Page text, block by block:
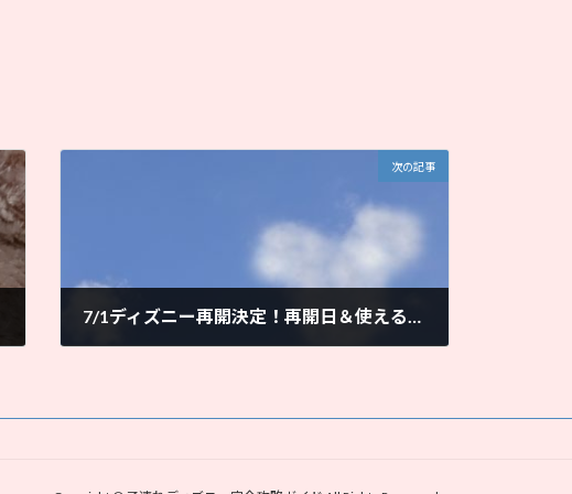
次の記事
7/1ディズニー再開決定！再開日＆使えるチケット・使えないチケット｜ママと子供だけで子連れディズニー